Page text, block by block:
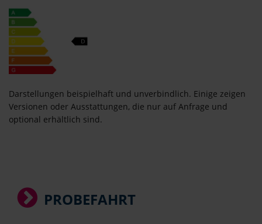
Darstellungen beispielhaft und unverbindlich. Einige zeigen
Versionen oder Ausstattungen, die nur auf Anfrage und
optional erhältlich sind.
PROBEFAHRT